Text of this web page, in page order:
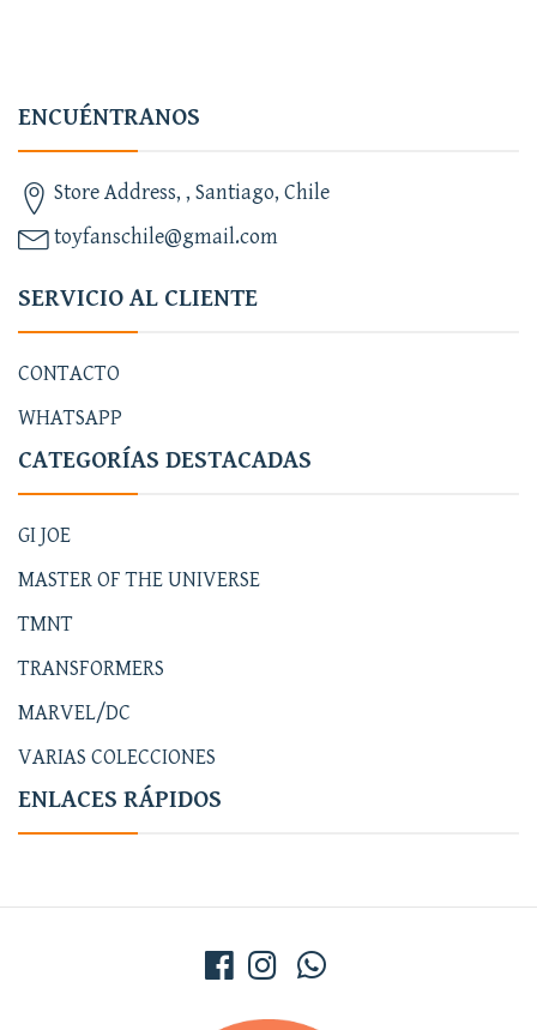
ENCUÉNTRANOS
Store Address, , Santiago, Chile
toyfanschile@gmail.com
SERVICIO AL CLIENTE
CONTACTO
WHATSAPP
CATEGORÍAS DESTACADAS
GI JOE
MASTER OF THE UNIVERSE
TMNT
TRANSFORMERS
MARVEL/DC
VARIAS COLECCIONES
ENLACES RÁPIDOS